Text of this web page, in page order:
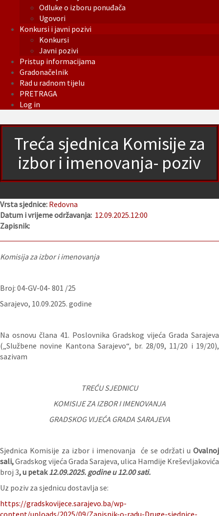
Odluke o izboru ponuđača
Ugovori
Konkursi i javni pozivi
Konkursi
Javni pozivi
Pristup informacijama
Gradonačelnik
Rad u radnom tijelu
PRETRAGA
Log in
Treća sjednica Komisije za
izbor i imenovanja- poziv
Vrsta sjednice: Redovna
Datum i vrijeme održavanja: 12.09.2025.12:00
Zapisnik:
Komisija za izbor i imenovanja
Broj: 04-GV-04- 801 /25
Sarajevo, 10.09.2025. godine
Na osnovu člana 41. Poslovnika Gradskog vijeća Grada Sarajeva
(„Službene novine Kantona Sarajevo“, br. 28/09, 11/20 i 19/20),
sazivam
TREĆU SJEDNICU
KOMISIJE ZA IZBOR I IMENOVANJA
GRADSKOG VIJEĆA GRADA SARAJEVA
Sjednica Komisije za izbor i imenovanja će se održati u Ovalnoj
sali,Gradskog vijeća Grada Sarajeva, ulica Hamdije Kreševljakovića
broj 3,u petak12.09.2025. godine u 12.00 sati.
Uz poziv za sjednicu dostavlja se:
https://gradskovijece.sarajevo.ba/wp-